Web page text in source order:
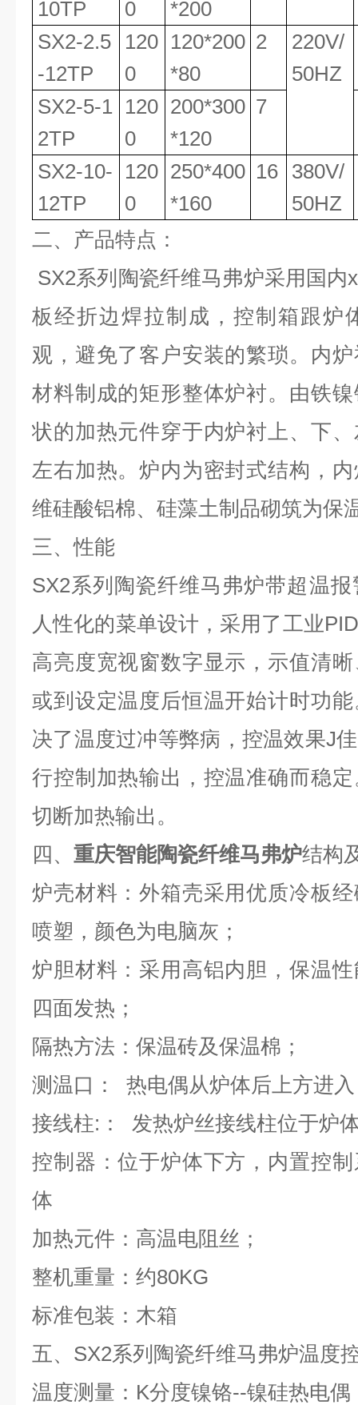
10TP 0
*200
SX2-2.5
-12TP
120
0
120*200
*80
2
220V/
50HZ
SX2-5-1
2TP
120
0
200*300
*120
7
SX2-10-
12TP
120
0
250*400
*160
16 380V/
50HZ
二、产品特点：
SX2系列陶瓷纤维马弗炉采用国内x
板经折边焊拉制成，控制箱跟炉
观，避免了客户安装的繁琐。内
材料制成的矩形整体炉衬。由铁
状的加热元件穿于内炉衬上、下
左右加热。炉内为密封式结构，
维硅酸铝棉、硅藻土制品砌筑为保
三、性能
SX2系列陶瓷纤维马弗炉带超温
人性化的菜单设计，采用了工业PID
高亮度宽视窗数字显示，示值清
或到设定温度后恒温开始计时功
决了温度过冲等弊病，控温效果J
行控制加热输出，控温准确而稳
切断加热输出。
四、 重庆智能陶瓷纤维马弗炉结构
炉壳材料：外箱壳采用优质冷板
喷塑，颜色为电脑灰；
炉胆材料：采用高铝内胆，保温
四面发热；
隔热方法：保温砖及保温棉；
测温口：
热电偶从炉体后上方进
接线柱: ：
发热炉丝接线柱位于炉
控制器：位于炉体下方，内置控
体
加热元件：高温电阻丝；
整机重量：约80KG
标准包装：木箱
五、 SX2系列陶瓷纤维马弗炉温度
温度测量： K分度镍铬--镍硅热电偶